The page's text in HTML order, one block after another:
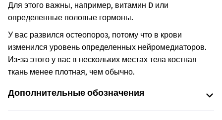
Для этого важны, например, витамин D или
определенные половые гормоны.
У вас развился остеопороз, потому что в крови
изменился уровень определенных нейромедиаторов.
Из-за этого у вас в нескольких местах тела костная
ткань менее плотная, чем обычно.
Дополнительные обозначения